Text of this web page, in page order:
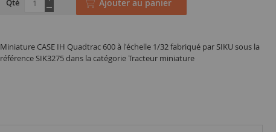
Ajouter au panier
Miniature CASE IH Quadtrac 600 à l'échelle 1/32 fabriqué par SIKU sous la
référence SIK3275 dans la catégorie Tracteur miniature